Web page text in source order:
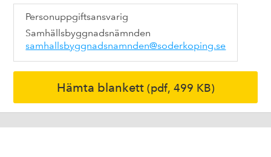
Personuppgiftsansvarig
Samhällsbyggnadsnämnden
samhallsbyggnadsnamnden@soderkoping.se
Hämta blankett(pdf, 499 KB)